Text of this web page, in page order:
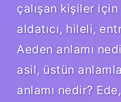
çalışan kişiler için
aldatıcı, hileli,
Aeden anlamı
asil, üstün
anlamı nedir?